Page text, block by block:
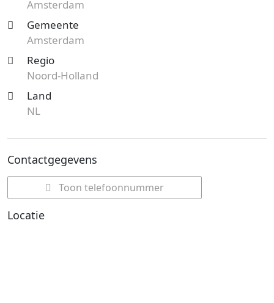
Amsterdam
Gemeente
Amsterdam
Regio
Noord-Holland
Land
NL
Contactgegevens
Toon telefoonnummer
Locatie